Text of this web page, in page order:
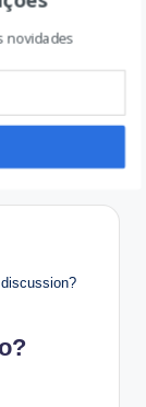
– Porto
novidades